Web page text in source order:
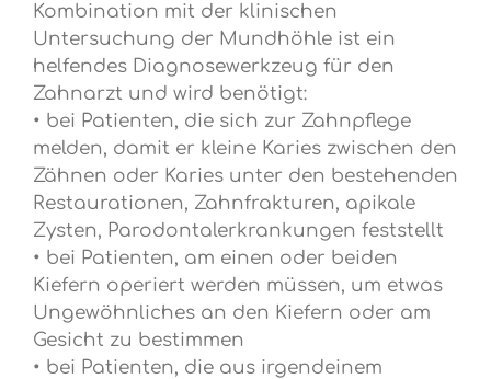
Kombination mit der klinischen
Untersuchung der Mundhöhle ist ein
helfendes Diagnosewerkzeug für den
Zahnarzt und wird benötigt:
• bei Patienten, die sich zur Zahnpflege
melden, damit er kleine Karies zwischen den
Zähnen oder Karies unter den bestehenden
Restaurationen, Zahnfrakturen, apikale
Zysten, Parodontalerkrankungen feststellt
• bei Patienten, am einen oder beiden
Kiefern operiert werden müssen, um etwas
Ungewöhnliches an den Kiefern oder am
Gesicht zu bestimmen
• bei Patienten, die aus irgendeinem